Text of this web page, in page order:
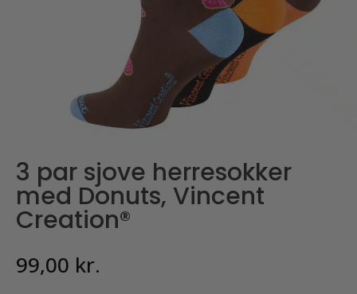
3 par sjove herresokker
med Donuts, Vincent
Creation®
99,00 kr.